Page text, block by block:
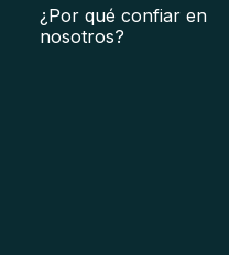
¿Por qué confiar en
nosotros?